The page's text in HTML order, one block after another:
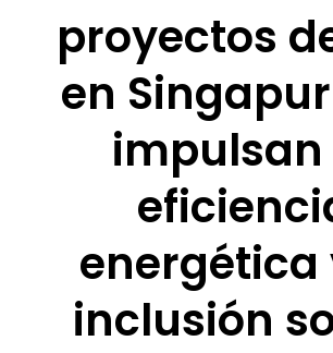
proyectos
en
impulsan
energética
inclusión